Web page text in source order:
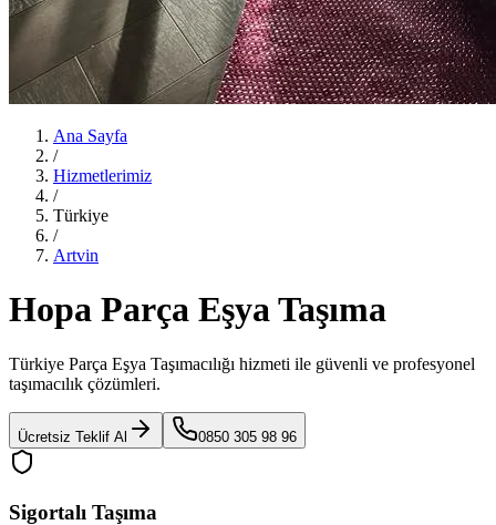
Ana Sayfa
/
Hizmetlerimiz
/
Türkiye
/
Artvin
Hopa Parça Eşya Taşıma
Türkiye Parça Eşya Taşımacılığı hizmeti ile güvenli ve profesyonel
taşımacılık çözümleri.
Ücretsiz Teklif Al 0850 305 98 96
Sigortalı Taşıma